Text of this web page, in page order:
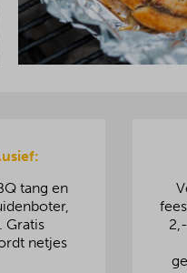
tang en
Gratis
netjes